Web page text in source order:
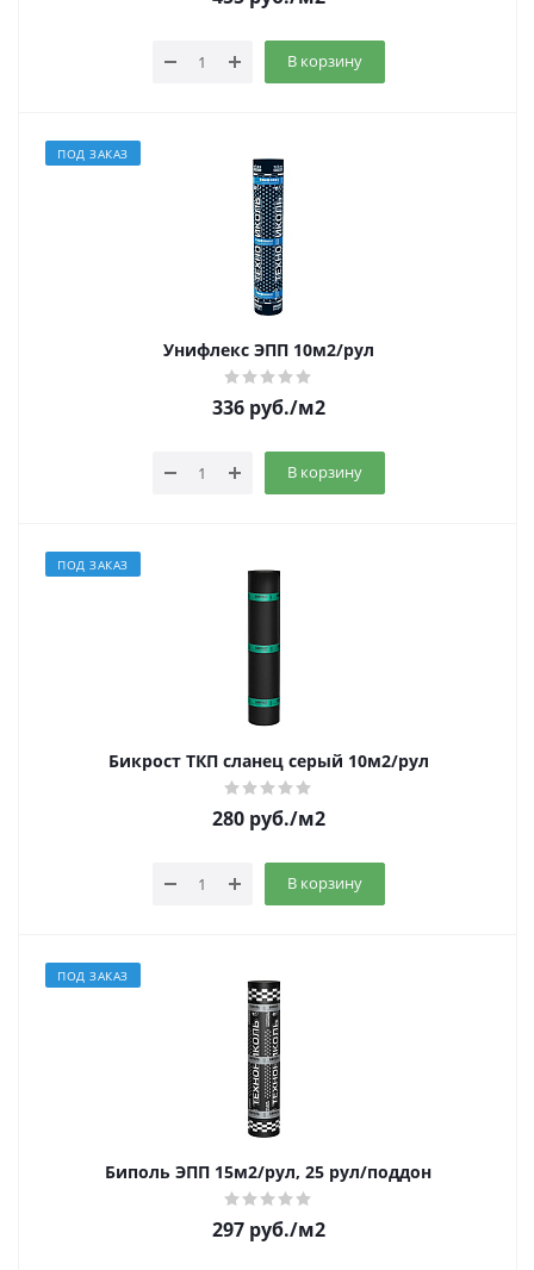
В корзину
ПОД ЗАКАЗ
Унифлекс ЭПП 10м2/рул
336руб./м2
В корзину
ПОД ЗАКАЗ
Бикрост ТКП сланец серый 10м2/рул
280руб./м2
В корзину
ПОД ЗАКАЗ
Биполь ЭПП 15м2/рул, 25 рул/поддон
297руб./м2